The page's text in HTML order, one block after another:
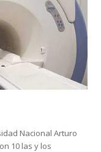
Nacional Arturo
10 las y los